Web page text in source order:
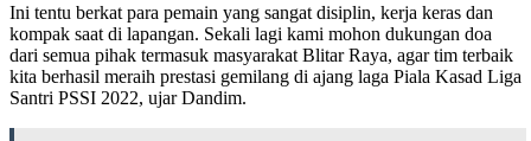
Ini tentu berkat para pemain yang sangat disiplin, kerja keras dan
kompak saat di lapangan. Sekali lagi kami mohon dukungan doa
dari semua pihak termasuk masyarakat Blitar Raya, agar tim terbaik
kita berhasil meraih prestasi gemilang di ajang laga Piala Kasad Liga
Santri PSSI 2022, ujar Dandim.